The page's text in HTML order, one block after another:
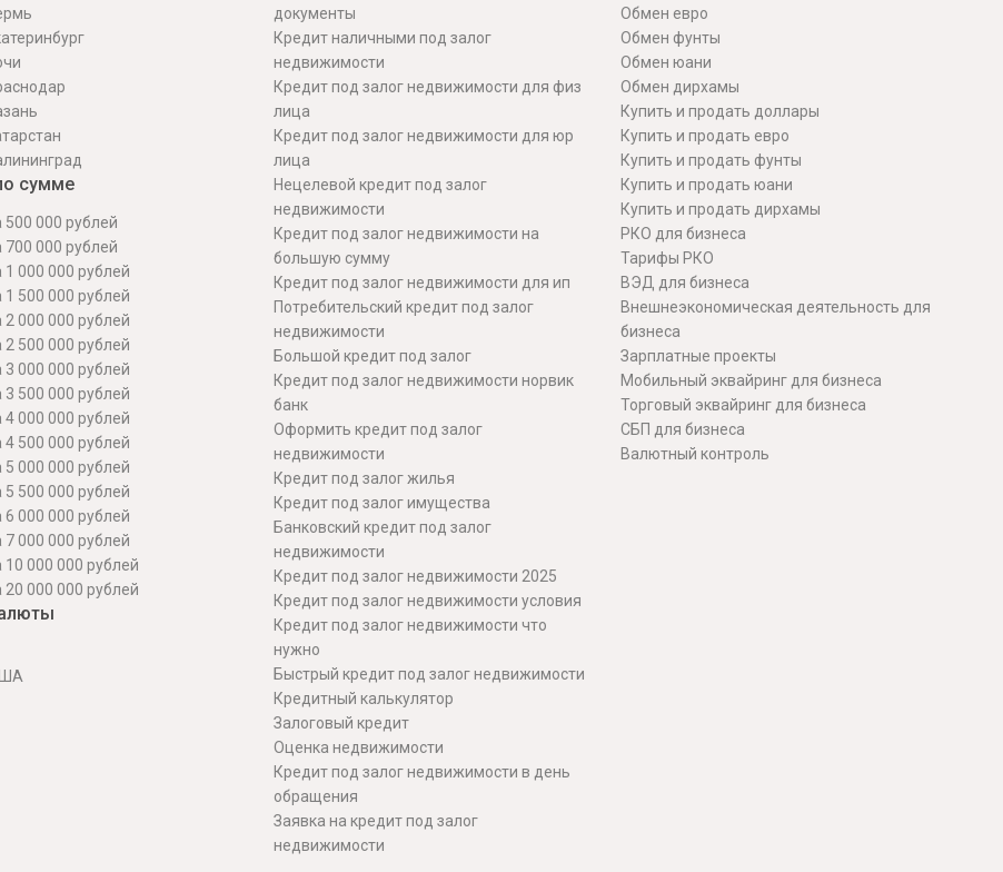
сумме
500 000 рублей
700 000 рублей
1 000 000 рублей
1 500 000 рублей
2 000 000 рублей
2 500 000 рублей
3 000 000 рублей
3 500 000 рублей
4 000 000 рублей
4 500 000 рублей
5 000 000 рублей
5 500 000 рублей
6 000 000 рублей
7 000 000 рублей
10 000 000 рублей
20 000 000 рублей
документы
Кредит наличными под залог
недвижимости
Кредит под залог недвижимости для физ
лица
Кредит под залог недвижимости для юр
лица
Нецелевой кредит под залог
недвижимости
Кредит под залог недвижимости на
большую сумму
Кредит под залог недвижимости для ип
Потребительский кредит под залог
недвижимости
Большой кредит под залог
Кредит под залог недвижимости норвик
банк
Оформить кредит под залог
недвижимости
Кредит под залог жилья
Кредит под залог имущества
Банковский кредит под залог
недвижимости
Кредит под залог недвижимости 2025
Кредит под залог недвижимости условия
Кредит под залог недвижимости что
нужно
Быстрый кредит под залог недвижимости
Кредитный калькулятор
Залоговый кредит
Оценка недвижимости
Кредит под залог недвижимости в день
обращения
Заявка на кредит под залог
недвижимости
Обмен евро
Обмен фунты
Обмен юани
Обмен дирхамы
Купить и продать доллары
Купить и продать евро
Купить и продать фунты
Купить и продать юани
Купить и продать дирхамы
РКО для бизнеса
Тарифы РКО
ВЭД для бизнеса
Внешнеэкономическая деятельность для
бизнеса
Зарплатные проекты
Мобильный эквайринг для бизнеса
Торговый эквайринг для бизнеса
СБП для бизнеса
Валютный контроль